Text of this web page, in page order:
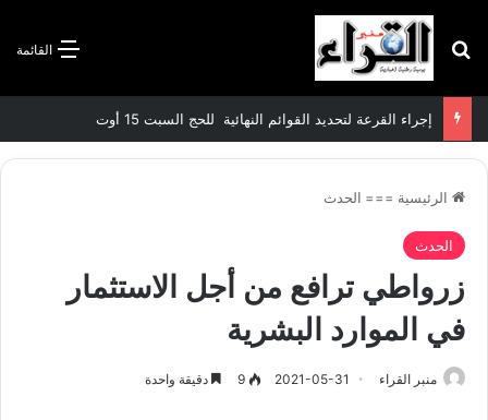
القائمة بحث عن
إجراء القرعة لتحديد القوائم النهائية للحج السبت 15 أوت
الرئيسية === الحدث
الحدث
زرواطي ترافع من أجل الاستثمار
في الموارد البشرية
منبر القراء 2021-05-31
9 دقيقة واحدة